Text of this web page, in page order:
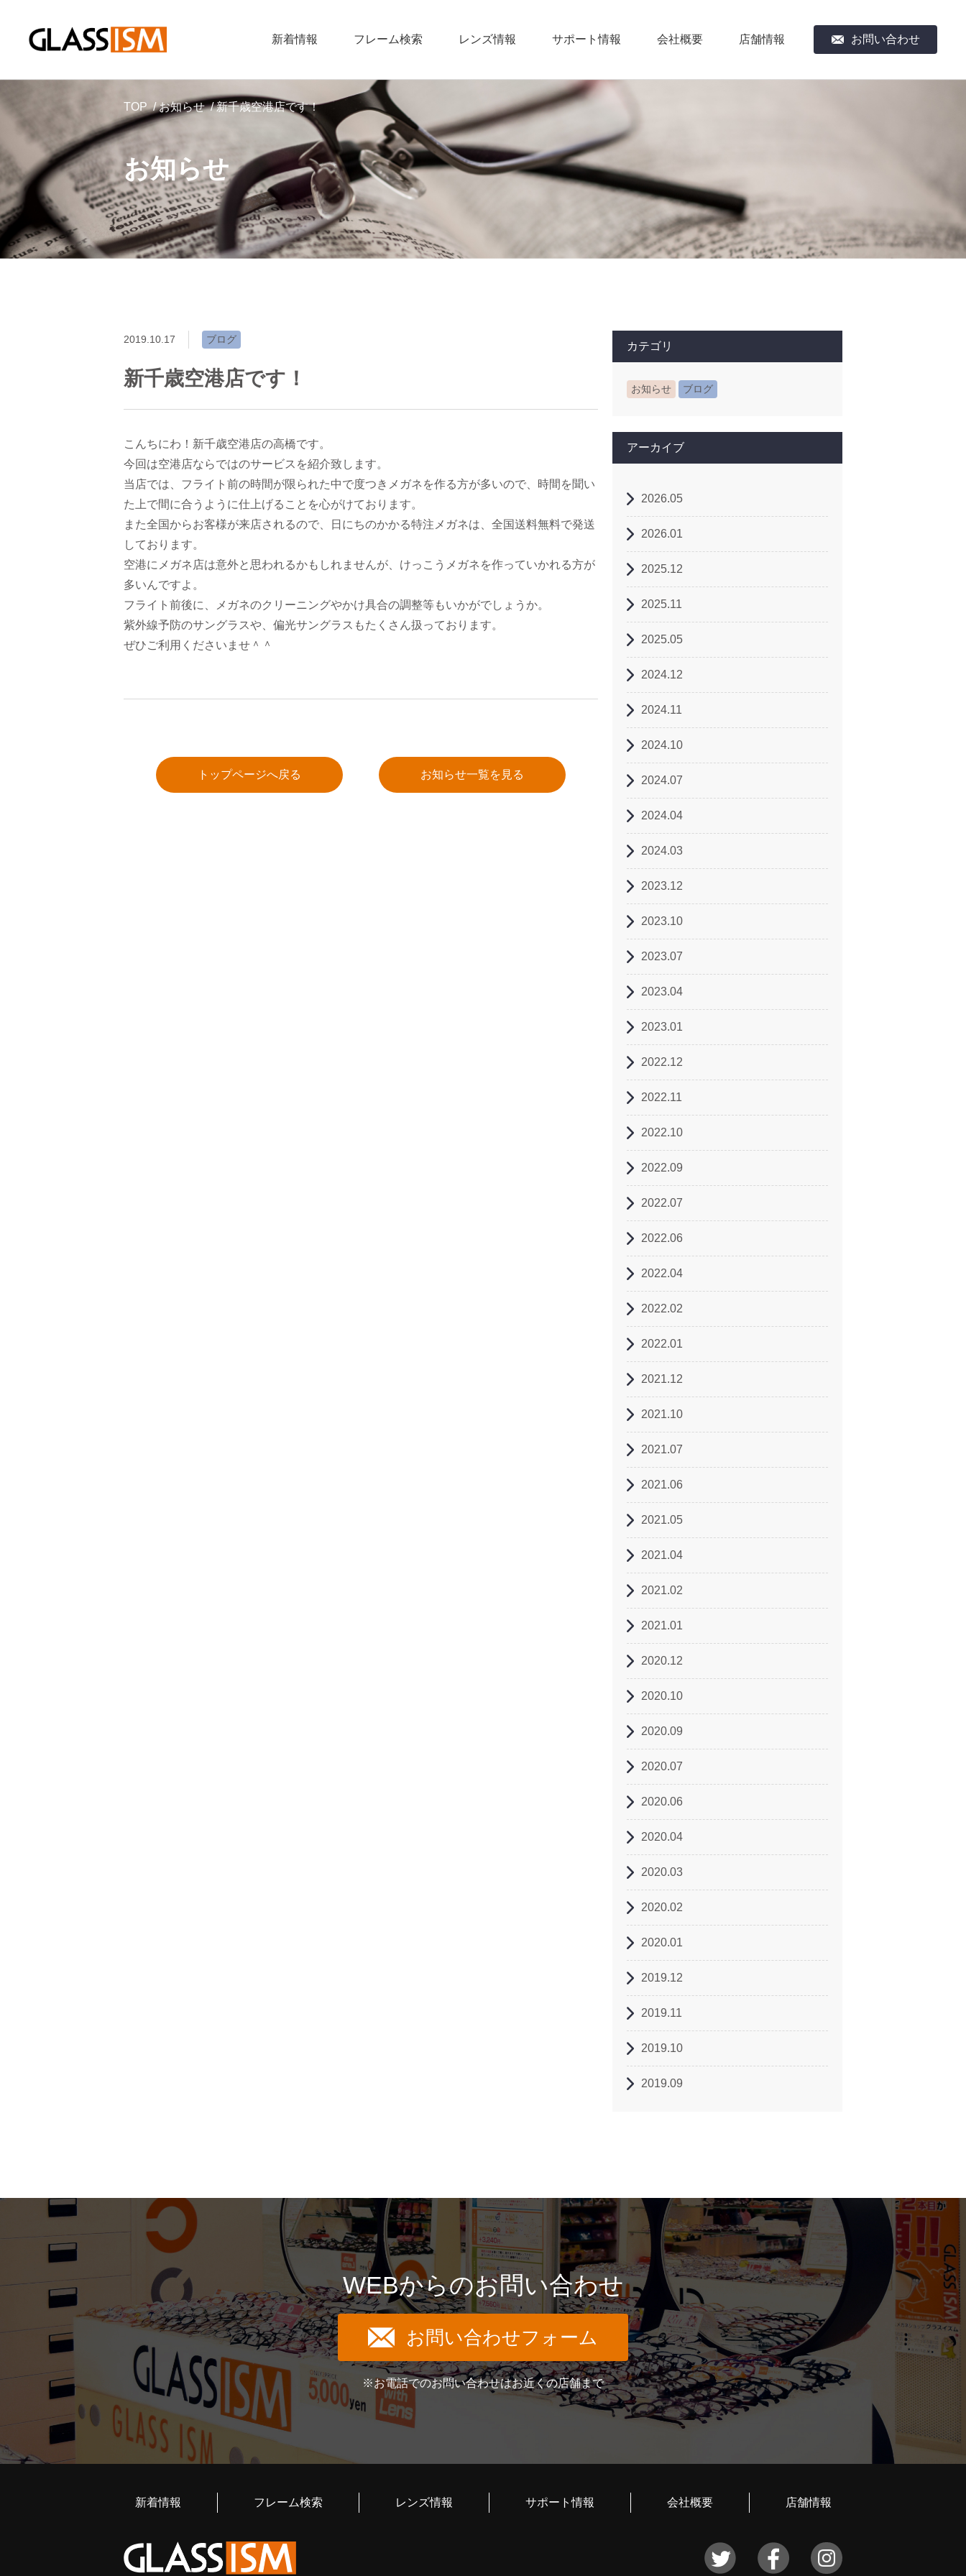
新着情報 フレーム検索 レンズ情報 サポート情報 会社概要 店舗情報 お問い合わせ
お知らせ
TOP お知らせ 新千歳空港店です！
2019.10.17 ブログ
新千歳空港店です！
こんちにわ！新千歳空港店の高橋です。
今回は空港店ならではのサービスを紹介致します。
当店では、フライト前の時間が限られた中で度つきメガネを作る方が多いので、時間を聞い
た上で間に合うように仕上げることを心がけております。
また全国からお客様が来店されるので、日にちのかかる特注メガネは、全国送料無料で発送
しております。
空港にメガネ店は意外と思われるかもしれませんが、けっこうメガネを作っていかれる方が
多いんですよ。
フライト前後に、メガネのクリーニングやかけ具合の調整等もいかがでしょうか。
紫外線予防のサングラスや、偏光サングラスもたくさん扱っております。
ぜひご利用くださいませ＾＾
トップページへ戻る お知らせ一覧を見る
カテゴリ
お知らせ ブログ
アーカイブ
2026.05
2026.01
2025.12
2025.11
2025.05
2024.12
2024.11
2024.10
2024.07
2024.04
2024.03
2023.12
2023.10
2023.07
2023.04
2023.01
2022.12
2022.11
2022.10
2022.09
2022.07
2022.06
2022.04
2022.02
2022.01
2021.12
2021.10
2021.07
2021.06
2021.05
2021.04
2021.02
2021.01
2020.12
2020.10
2020.09
2020.07
2020.06
2020.04
2020.03
2020.02
2020.01
2019.12
2019.11
2019.10
2019.09
WEBからのお問い合わせ
お問い合わせフォーム
※お電話でのお問い合わせはお近くの店舗まで
新着情報 フレーム検索 レンズ情報 サポート情報 会社概要 店舗情報